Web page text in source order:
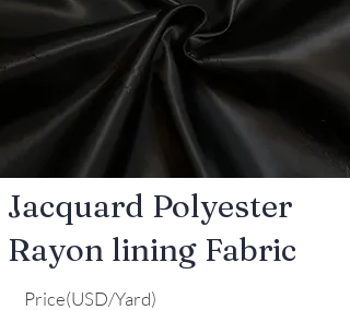
Jacquard Polyester
Rayon lining Fabric
Price(USD/Yard)